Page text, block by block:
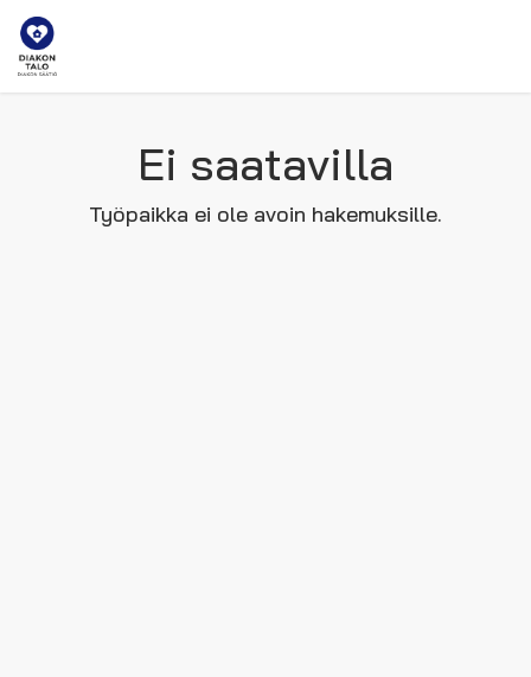
Ei saatavilla
Työpaikka ei ole avoin hakemuksille.